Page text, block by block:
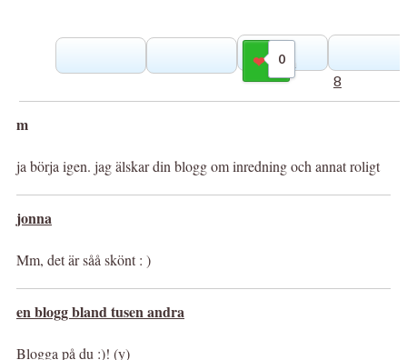
0
Gilla
8
m
ja börja igen. jag älskar din blogg om inredning och annat roligt
jonna
Mm, det är såå skönt : )
en blogg bland tusen andra
Blogga på du :)! (y)